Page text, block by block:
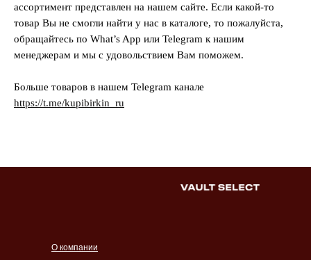
ассортимент представлен на нашем сайте. Если какой-то
товар Вы не смогли найти у нас в каталоге, то пожалуйста,
обращайтесь по What’s App или Telegram к нашим
менеджерам и мы с удовольствием Вам поможем.
Больше товаров в нашем Telegram канале
https://t.me/kupibirkin_ru
О компании